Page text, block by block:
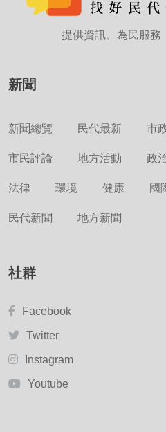
提供資訊、為民服務
新聞
新聞總覽 民代最新 市
市民評論 地方活動 政
法律 環境 健康 國
民代新聞 地方新聞
社群
Facebook
Twitter
Instagram
Youtube